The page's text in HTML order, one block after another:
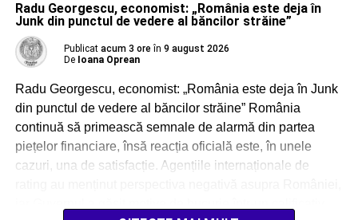
Radu Georgescu, economist: „România este deja în
Junk din punctul de vedere al băncilor străine”
Publicat acum 3 ore în 9 august 2026
De Ioana Oprean
Radu Georgescu, economist: „România este deja în Junk
din punctul de vedere al băncilor străine” România
continuă să primească semnale de alarmă din partea
piețelor financiare, însă reacția oficială este, în unele
cazuri, una de satisfacție. Agențiile internaționale de